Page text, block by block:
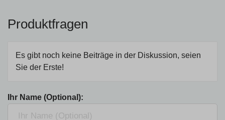
Produktfragen
Es gibt noch keine Beiträge in der Diskussion, seien
Sie der Erste!
Ihr Name (Optional):